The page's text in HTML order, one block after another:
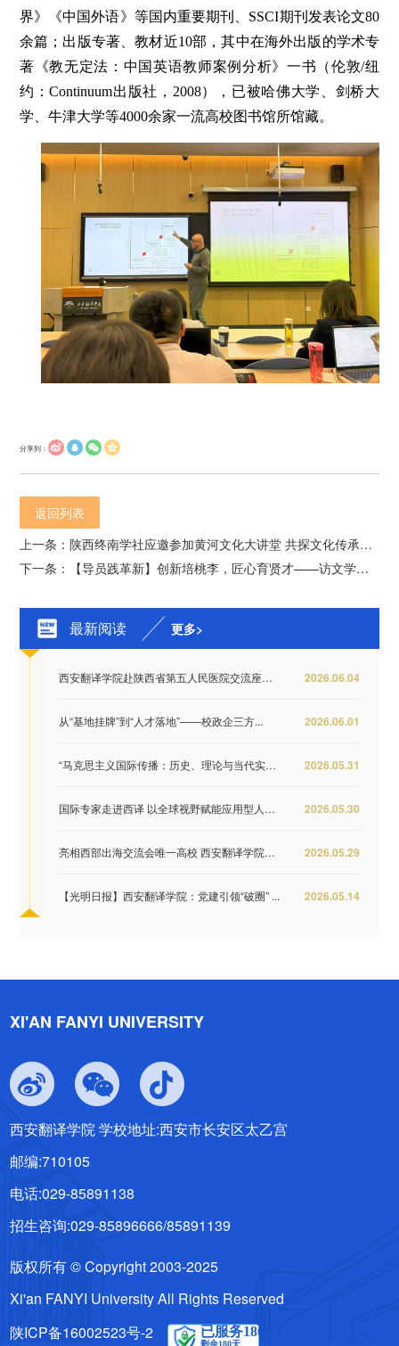
界》《中国外语》等国内重要期刊、SSCI期刊发表论文80
余篇；出版专著、教材近10部，其中在海外出版的学术专
著《教无定法：中国英语教师案例分析》一书（伦敦/纽
约：Continuum出版社，2008），已被哈佛大学、剑桥大
学、牛津大学等4000余家一流高校图书馆所馆藏。
分享到：
返回列表
上一条：陕西终南学社应邀参加黄河文化大讲堂 共探文化传承发展新路径
下一条：【导员践革新】创新培桃李，匠心育贤才——访文学与传媒学院辅导员张芳
最新阅读 更多>
2026.06.04
西安翻译学院赴陕西省第五人民医院交流座谈 推...
2026.06.01
从“基地挂牌”到“人才落地”——校政企三方...
2026.05.31
“马克思主义国际传播：历史、理论与当代实践...
2026.05.30
国际专家走进西译 以全球视野赋能应用型人才培...
2026.05.29
亮相西部出海交流会唯一高校 西安翻译学院签约...
2026.05.14
【光明日报】西安翻译学院：党建引领“破圈” ...
XI'AN FANYI UNIVERSITY
西安翻译学院 学校地址:西安市长安区太乙宫
邮编:710105
电话:029-85891138
招生咨询:029-85896666/85891139
版权所有 © Copyright 2003-2025
Xi'an FANYI University All Rights Reserved
陕ICP备16002523号-2